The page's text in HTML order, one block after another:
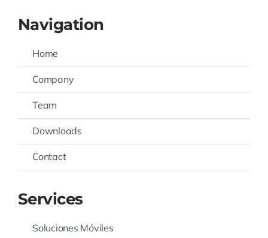
Navigation
Home
Company
Team
Downloads
Contact
Services
Soluciones Móviles